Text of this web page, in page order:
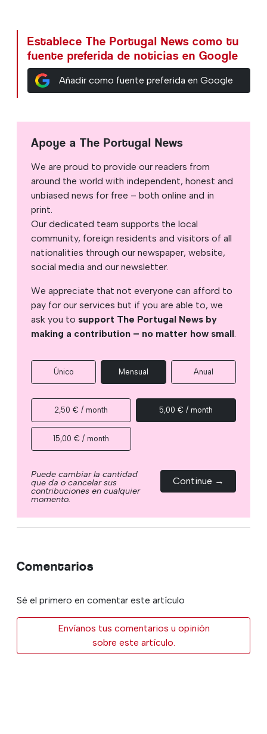
Establece The Portugal News como tu
fuente preferida de noticias en Google
Añadir como fuente preferida en Google
Apoye a The Portugal News
We are proud to provide our readers from
around the world with independent, honest and
unbiased news for free – both online and in
print.
Our dedicated team supports the local
community, foreign residents and visitors of all
nationalities through our newspaper, website,
social media and our newsletter.
We appreciate that not everyone can afford to
pay for our services but if you are able to, we
ask you to support The Portugal News by
making a contribution – no matter how small
Único Mensual Anual
2,50 € / month 5,00 € / month
15,00 € / month
Puede cambiar la cantidad
que da o cancelar sus
contribuciones en cualquier
momento.
Continue →
Comentarios
Sé el primero en comentar este artículo
Envíanos tus comentarios u opinión
sobre este artículo.